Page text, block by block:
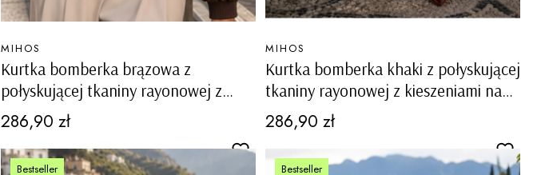
Kurtka bomberka brązowa z
połyskującej tkaniny rayonowej z
kieszeniami na guziki Paularo
PRODUCENT
MIHOS
Cena
286,90 zł
Kurtka bomberka khaki z połyskującej
tkaniny rayonowej z kieszeniami na
guziki Paularo
PRODUCENT
MIHOS
Cena
286,90 zł
Bestseller Bestseller